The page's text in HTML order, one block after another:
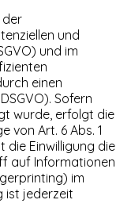
der
und
und im
einen
Sofern
wurde, erfolgt die
von Art. 6 Abs. 1
die Einwilligung die
auf Informationen
im
ist jederzeit